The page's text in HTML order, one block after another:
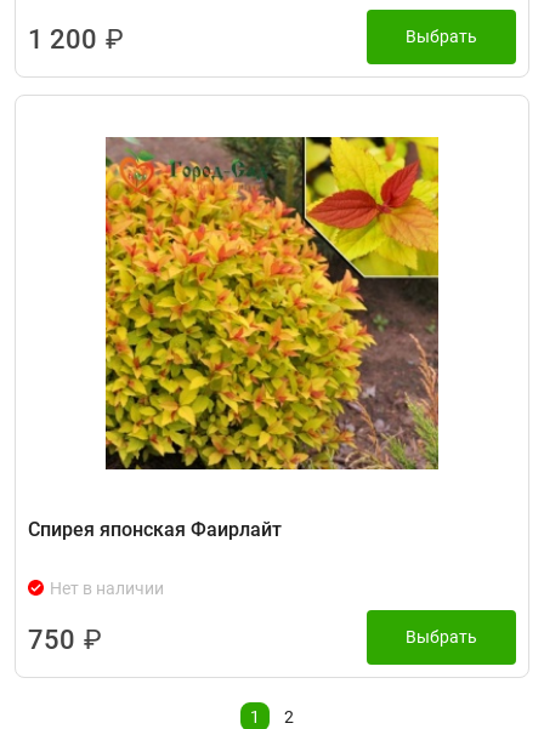
1 200 ₽ Выбрать
Спирея японская Фаирлайт
Нет в наличии
750 ₽ Выбрать
1 2